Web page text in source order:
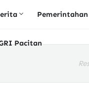
Pemerintahan
Pacitan